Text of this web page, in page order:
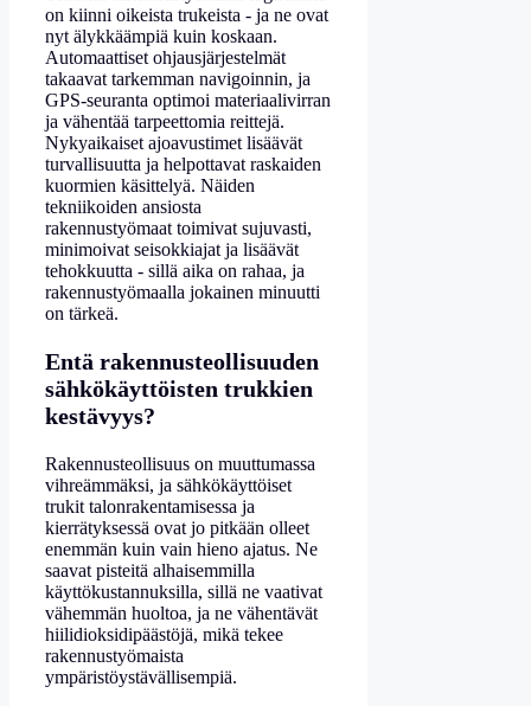
on kiinni oikeista trukeista - ja ne ovat
nyt älykkäämpiä kuin koskaan.
Automaattiset ohjausjärjestelmät
takaavat tarkemman navigoinnin, ja
GPS-seuranta optimoi materiaalivirran
ja vähentää tarpeettomia reittejä.
Nykyaikaiset ajoavustimet lisäävät
turvallisuutta ja helpottavat raskaiden
kuormien käsittelyä. Näiden
tekniikoiden ansiosta
rakennustyömaat toimivat sujuvasti,
minimoivat seisokkiajat ja lisäävät
tehokkuutta - sillä aika on rahaa, ja
rakennustyömaalla jokainen minuutti
on tärkeä.
Entä rakennusteollisuuden
sähkökäyttöisten trukkien
kestävyys?
Rakennusteollisuus on muuttumassa
vihreämmäksi, ja sähkökäyttöiset
trukit talonrakentamisessa ja
kierrätyksessä ovat jo pitkään olleet
enemmän kuin vain hieno ajatus. Ne
saavat pisteitä alhaisemmilla
käyttökustannuksilla, sillä ne vaativat
vähemmän huoltoa, ja ne vähentävät
hiilidioksidipäästöjä, mikä tekee
rakennustyömaista
ympäristöystävällisempiä.